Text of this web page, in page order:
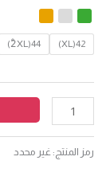
42(XL) 44(2ْXL)
رمز المنتج: غير محدد